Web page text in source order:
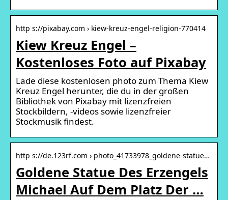
http s://pixabay.com › kiew-kreuz-engel-religion-770414
Kiew Kreuz Engel –
Kostenloses Foto auf Pixabay
Lade diese kostenlosen photo zum Thema Kiew
Kreuz Engel herunter, die du in der großen
Bibliothek von Pixabay mit lizenzfreien
Stockbildern, -videos sowie lizenzfreier
Stockmusik findest.
http s://de.123rf.com › photo_41733978_goldene-statue…
Goldene Statue Des Erzengels
Michael Auf Dem Platz Der …